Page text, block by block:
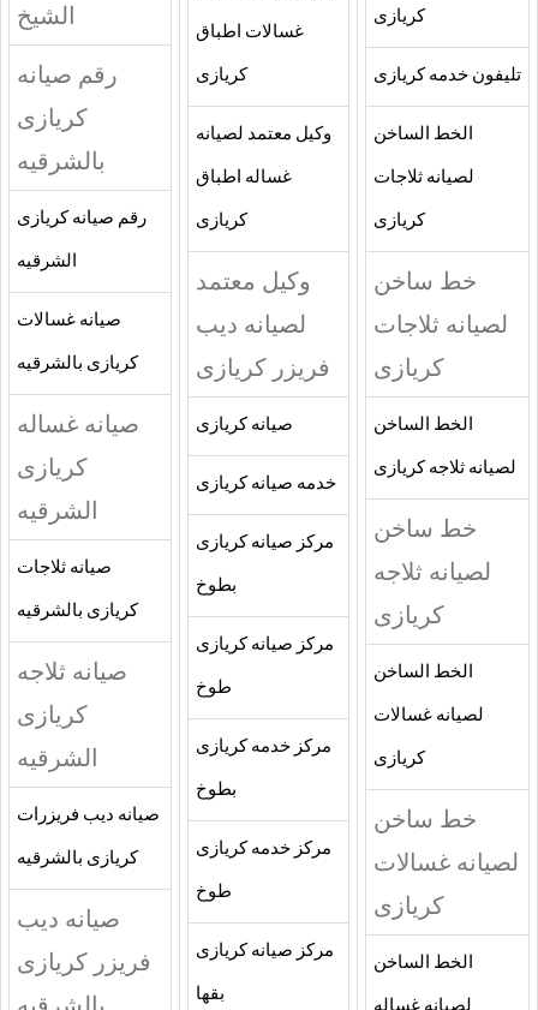
كريازى
تليفون خدمه كريازى
الخط الساخن
لصيانه ثلاجات
كريازى
خط ساخن
لصيانه ثلاجات
كريازى
الخط الساخن
لصيانه ثلاجه كريازى
خط ساخن
لصيانه ثلاجه
كريازى
الخط الساخن
لصيانه غسالات
كريازى
خط ساخن
لصيانه غسالات
كريازى
الخط الساخن
غسالات اطباق
كريازى
وكيل معتمد لصيانه
غساله اطباق
كريازى
وكيل معتمد
لصيانه ديب
فريزر كريازى
صيانه كريازى
خدمه صيانه كريازى
مركز صيانه كريازى
بطوخ
مركز صيانه كريازى
طوخ
مركز خدمه كريازى
بطوخ
مركز خدمه كريازى
طوخ
مركز صيانه كريازى
بقها
الشيخ
رقم صيانه
كريازى
بالشرقيه
رقم صيانه كريازى
الشرقيه
صيانه غسالات
كريازى بالشرقيه
صيانه غساله
كريازى
الشرقيه
صيانه ثلاجات
كريازى بالشرقيه
صيانه ثلاجه
كريازى
الشرقيه
صيانه ديب فريزرات
كريازى بالشرقيه
صيانه ديب
فريزر كريازى